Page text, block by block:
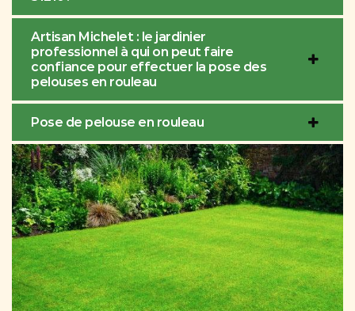
Artisan Michelet : le jardinier
professionnel à qui on peut faire
confiance pour effectuer la pose des
pelouses en rouleau
Pose de pelouse en rouleau